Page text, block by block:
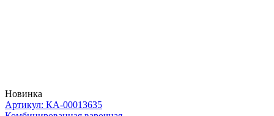
Новинка
Артикул: КА-00013635